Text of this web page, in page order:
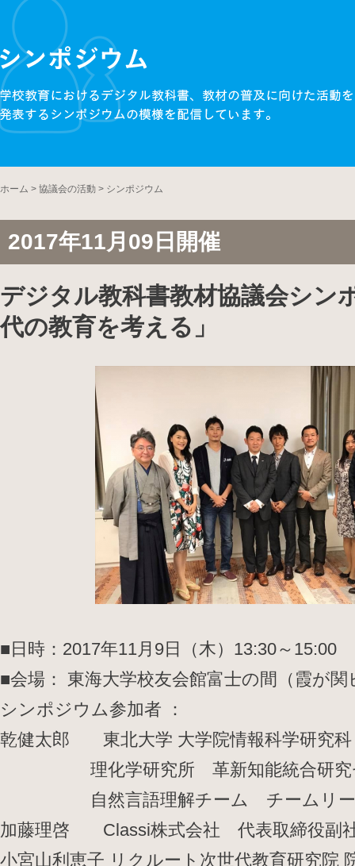
ホーム > 協議会の活動 > シンポジウム
2017年11月09日開催
デジタル教科書教材協議会シン
代の教育を考える」
■日時：2017年11月9日（木）13:30～15:00
■会場： 東海大学校友会館富士の間（霞が関
シンポジウム参加者 ：
乾健太郎 東北大学 大学院情報科学研究科
理化学研究所 革新知能統合研究セ
自然言語理解チーム チームリー
加藤理啓 Classi株式会社 代表取締役副
小宮山利恵子 リクルート次世代教育研究院